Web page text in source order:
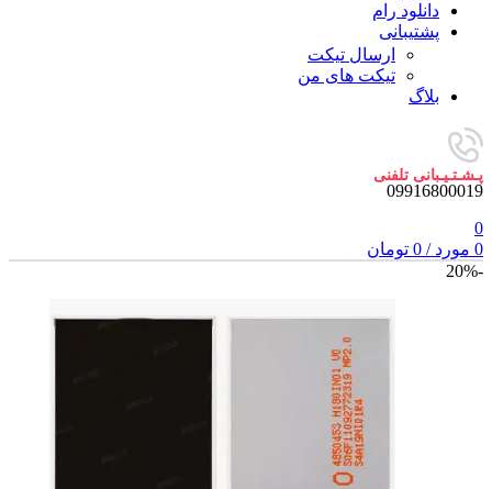
دانلود رام
پشتیبانی
ارسال تیکت
تیکت های من
بلاگ
پـشـتـیـبانی تلفنی
09916800019
0
0 مورد /
0 تومان
-20%